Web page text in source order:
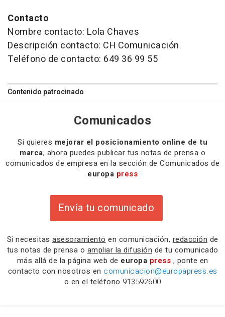
Contacto
Nombre contacto: Lola Chaves
Descripción contacto: CH Comunicación
Teléfono de contacto: 649 36 99 55
Contenido patrocinado
Comunicados
Si quieres mejorar el posicionamiento online de tu
marca, ahora puedes publicar tus notas de prensa o
comunicados de empresa en la sección de Comunicados de
europa press
Envía tu comunicado
Si necesitas asesoramiento en comunicación, redacción de
tus notas de prensa o ampliar la difusión de tu comunicado
más allá de la página web de europa press , ponte en
contacto con nosotros en comunicacion@europapress.es
o en el teléfono 913592600